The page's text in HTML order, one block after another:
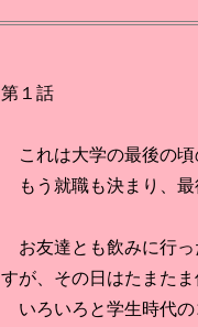
第１話
これは大学の最後の頃
もう就職も決まり、最
お友達とも飲みに行っ
すが、その日はたまた
いろいろと学生時代の